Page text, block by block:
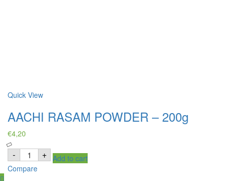
Quick View
AACHI RASAM POWDER – 200g
€4,20
- AACHI
RASAM
POWDER
-
+ Add to cart
Compare